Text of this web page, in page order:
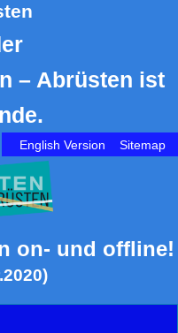
– Abrüsten ist
English Version Sitemap
on- und offline!